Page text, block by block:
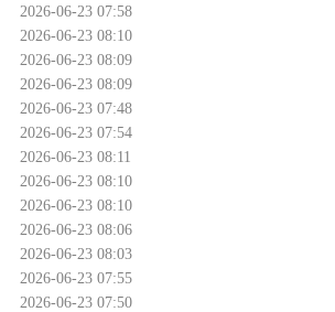
2026-06-23 07:58
2026-06-23 08:10
2026-06-23 08:09
2026-06-23 08:09
2026-06-23 07:48
2026-06-23 07:54
2026-06-23 08:11
2026-06-23 08:10
2026-06-23 08:10
2026-06-23 08:06
2026-06-23 08:03
2026-06-23 07:55
2026-06-23 07:50